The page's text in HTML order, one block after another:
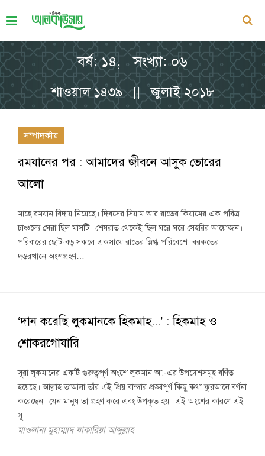
বর্ষ: ১৪, সংখ্যা: ০৬
শাওয়াল ১৪৩৯ || জুলাই ২০১৮
সম্পাদকীয়
রমযানের পর : আমাদের জীবনে আসুক ভোরের
আলো
মাহে রমযান বিদায় নিয়েছে। দিবসের সিয়াম আর রাতের কিয়ামের এক পবিত্র
চাঞ্চল্যে ঘেরা ছিল মাসটি। শেষরাত থেকেই ছিল ঘরে ঘরে সেহরির আয়োজন।
পরিবারের ছোট-বড় সকলে একসাথে রাতের স্নিগ্ধ পরিবেশে বরকতের
দস্তরখানে অংশগ্রহণ…
‘দান করেছি লুকমানকে হিকমাহ...’ : হিকমাহ ও
শোকরগোযারি
সূরা লুকমানের একটি গুরুত্বপূর্ণ অংশে লুকমান আ.-এর উপদেশসমূহ বর্ণিত
হয়েছে। আল্লাহ তাআলা তাঁর এই প্রিয় বান্দার প্রজ্ঞাপূর্ণ কিছু কথা কুরআনে বর্ণনা
করেছেন। যেন মানুষ তা গ্রহণ করে এবং উপকৃত হয়। এই অংশের কারণে এই
সূ…
মাওলানা মুহাম্মাদ যাকারিয়া আব্দুল্লাহ